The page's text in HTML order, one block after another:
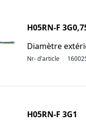
H05RN-F
Diamètre
Nr- d'article
H05RN-F 3G1